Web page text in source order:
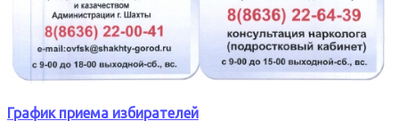
График приема избирателей